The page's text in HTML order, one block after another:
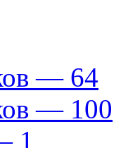
— 64
— 100
1